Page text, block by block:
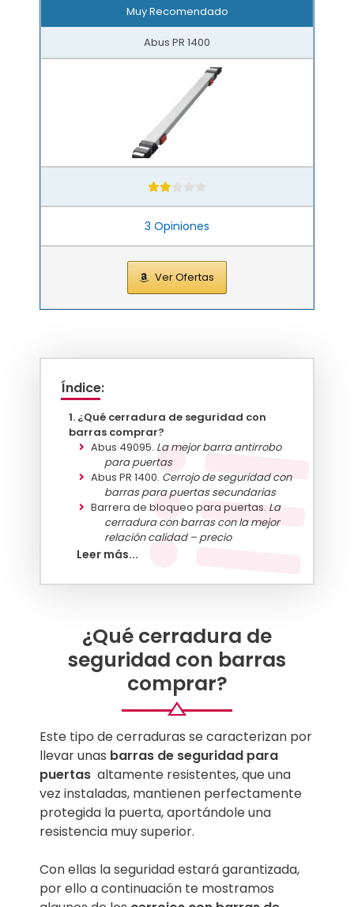
Muy Recomendado
Abus PR 1400
3 Opiniones
Ver Ofertas
Índice:
¿Qué cerradura de seguridad con
barras comprar?
Abus 49095. La mejor barra antirrobo
para puertas
Abus PR 1400. Cerrojo de seguridad con
barras para puertas secundarias
Barrera de bloqueo para puertas. La
cerradura con barras con la mejor
relación calidad – precio
Abus PR 2600 B.
Top Mejores Mejores cerraduras de
seguridad con barras
Leer más...
¿Qué cerradura de
seguridad con barras
comprar?
Este tipo de cerraduras se caracterizan por
llevar unas barras de seguridad para
puertas altamente resistentes, que una
vez instaladas, mantienen perfectamente
protegida la puerta, aportándole una
resistencia muy superior.
Con ellas la seguridad estará garantizada,
por ello a continuación te mostramos